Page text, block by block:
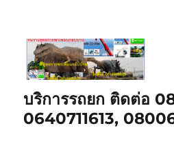
บริการรถยก ติดต่อ
0640711613,